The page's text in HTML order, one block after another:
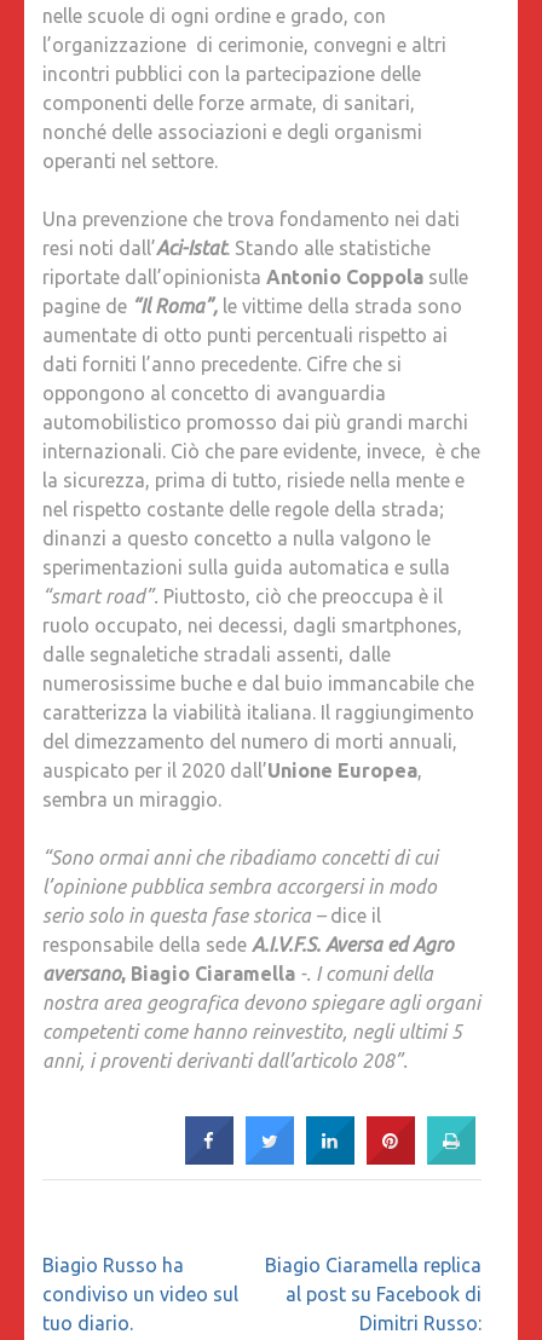
nelle scuole di ogni ordine e grado, con
l’organizzazione di cerimonie, convegni e altri
incontri pubblici con la partecipazione delle
componenti delle forze armate, di sanitari,
nonché delle associazioni e degli organismi
operanti nel settore.
Una prevenzione che trova fondamento nei dati
resi noti dall’Aci-Istat. Stando alle statistiche
riportate dall’opinionista Antonio Coppola sulle
pagine de “Il Roma”, le vittime della strada sono
aumentate di otto punti percentuali rispetto ai
dati forniti l’anno precedente. Cifre che si
oppongono al concetto di avanguardia
automobilistico promosso dai più grandi marchi
internazionali. Ciò che pare evidente, invece, è che
la sicurezza, prima di tutto, risiede nella mente e
nel rispetto costante delle regole della strada;
dinanzi a questo concetto a nulla valgono le
sperimentazioni sulla guida automatica e sulla
“smart road”. Piuttosto, ciò che preoccupa è il
ruolo occupato, nei decessi, dagli smartphones,
dalle segnaletiche stradali assenti, dalle
numerosissime buche e dal buio immancabile che
caratterizza la viabilità italiana. Il raggiungimento
del dimezzamento del numero di morti annuali,
auspicato per il 2020 dall’Unione Europea,
sembra un miraggio.
“Sono ormai anni che ribadiamo concetti di cui
l’opinione pubblica sembra accorgersi in modo
serio solo in questa fase storica –dice il
responsabile della sede A.I.V.F.S. Aversa ed Agro
aversano, Biagio Ciaramella -. I comuni della
nostra area geografica devono spiegare agli organi
competenti come hanno reinvestito, negli ultimi 5
anni, i proventi derivanti dall’articolo 208”.
Navigazione
articoli
Biagio Russo ha
condiviso un video sul
tuo diario.
Biagio Ciaramella replica
al post su Facebook di
Dimitri Russo: